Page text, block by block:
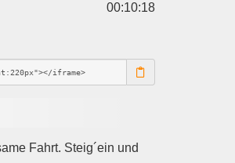
00:10:18
Fahrt. Steig´ein und